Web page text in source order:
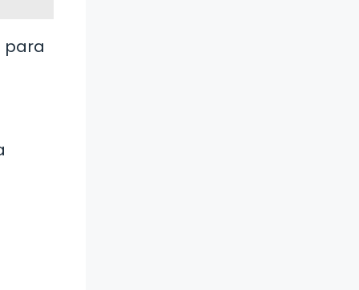
para